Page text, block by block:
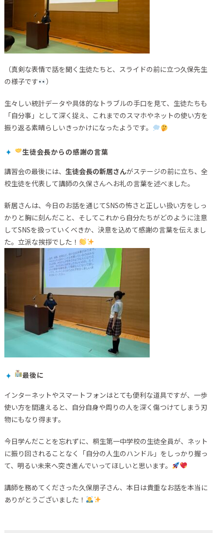
（真剣な表情で話を聞く生徒たちと、スライドの前に立つ久保先生
の様子です
）
生々しい統計データや具体的なトラブルの手口を見て、生徒たちも
「自分事」として深く捉え、これまでのスマホやネットの使い方を
振り返る素晴らしいきっかけになったようです。
生徒会長からの感謝の言葉
講習会の最後には、 生徒会長の新居さんがステージの前に立ち、全
校生徒を代表して講師の久保さんへお礼の言葉を述べました。
新居さんは、今日のお話を通じてSNSの怖さと正しい扱い方をしっ
かりと胸に刻んだこと、そしてこれから自分たちがどのように注意
してSNSを扱っていくべきか、決意を込めて感謝の言葉を伝えまし
た。立派な挨拶でした！
最後に
インターネットやスマートフォンはとても便利な道具ですが、一歩
使い方を間違えると、自分自身や周りの人を深く傷つけてしまう刃
物にもなり得ます。
今日学んだことを忘れずに、桐生第一中学校の生徒全員が、ネット
に振り回されることなく「自分の人生のハンドル」をしっかり握っ
て、明るい未来へ突き進んでいってほしいと思います。
講師を務めてくださった久保朋子さん、本日は貴重なお話を本当に
ありがとうございました！